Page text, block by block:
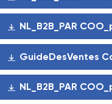
NL_B2B_PAR
GuideDesVentes
NL_B2B_PAR